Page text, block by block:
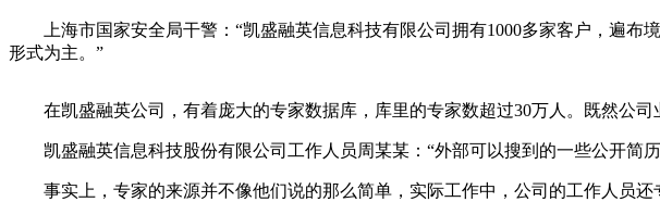
上海市国家安全局干警：“凯盛融英信息科技有限公司拥有1000多家客户，遍布
形式为主。”
在凯盛融英公司，有着庞大的专家数据库，库里的专家数超过30万人。既然公司
凯盛融英信息科技股份有限公司工作人员周某某：“外部可以搜到的一些公开简
事实上，专家的来源并不像他们说的那么简单，实际工作中，公司的工作人员还